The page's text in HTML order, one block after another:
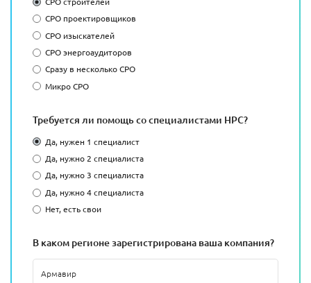
СРО проектировщиков
СРО изыскателей
СРО энергоаудиторов
Сразу в несколько СРО
Микро СРО
Требуется ли помощь со специалистами НРС?
Да, нужен 1 специалист
Да, нужно 2 специалиста
Да, нужно 3 специалиста
Да, нужно 4 специалиста
Нет, есть свои
В каком регионе зарегистрирована ваша компания?